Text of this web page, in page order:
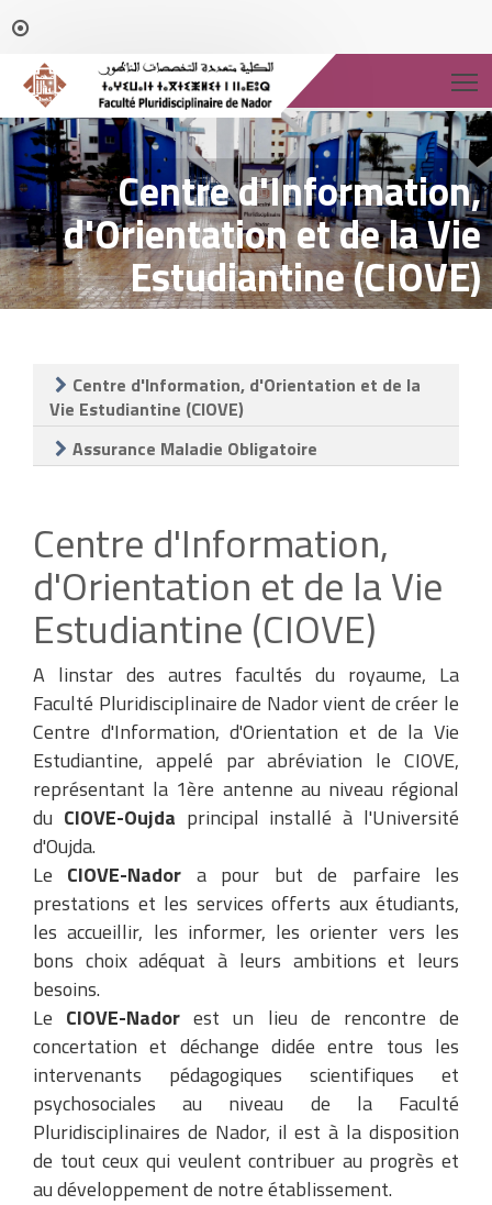
Centre d'Information,
d'Orientation et de la Vie
Estudiantine (CIOVE)
Centre d'Information, d'Orientation et de la
Vie Estudiantine (CIOVE)
Assurance Maladie Obligatoire
Centre d'Information,
d'Orientation et de la Vie
Estudiantine (CIOVE)
A linstar des autres facultés du royaume, La
Faculté Pluridisciplinaire de Nador vient de créer le
Centre d'Information, d'Orientation et de la Vie
Estudiantine, appelé par abréviation le CIOVE,
représentant la 1ère antenne au niveau régional
du CIOVE-Oujda principal installé à l'Université
d'Oujda.
Le CIOVE-Nador a pour but de parfaire les
prestations et les services offerts aux étudiants,
les accueillir, les informer, les orienter vers les
bons choix adéquat à leurs ambitions et leurs
besoins.
Le CIOVE-Nadorest un lieu de rencontre de
concertation et déchange didée entre tous les
intervenants pédagogiques scientifiques et
psychosociales au niveau de la Faculté
Pluridisciplinaires de Nador, il est à la disposition
de tout ceux qui veulent contribuer au progrès et
au développement de notre établissement.